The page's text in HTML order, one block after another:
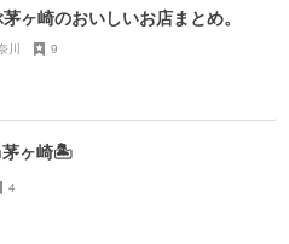
ヶ崎のおいしいお店まとめ。
川 9
茅ヶ崎🏝
4